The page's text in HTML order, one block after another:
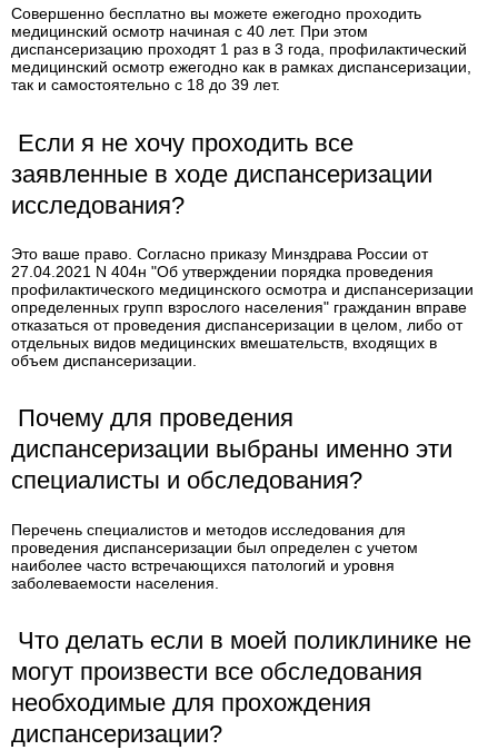
Совершенно бесплатно вы можете ежегодно проходить
медицинский осмотр начиная с 40 лет. При этом
диспансеризацию проходят 1 раз в 3 года, профилактический
медицинский осмотр ежегодно как в рамках диспансеризации,
так и самостоятельно с 18 до 39 лет.
Если я не хочу проходить все
заявленные в ходе диспансеризации
исследования?
Это ваше право. Согласно приказу Минздрава России от
27.04.2021 N 404н "Об утверждении порядка проведения
профилактического медицинского осмотра и диспансеризации
определенных групп взрослого населения" гражданин вправе
отказаться от проведения диспансеризации в целом, либо от
отдельных видов медицинских вмешательств, входящих в
объем диспансеризации.
Почему для проведения
диспансеризации выбраны именно эти
специалисты и обследования?
Перечень специалистов и методов исследования для
проведения диспансеризации был определен с учетом
наиболее часто встречающихся патологий и уровня
заболеваемости населения.
Что делать если в моей поликлинике не
могут произвести все обследования
необходимые для прохождения
диспансеризации?